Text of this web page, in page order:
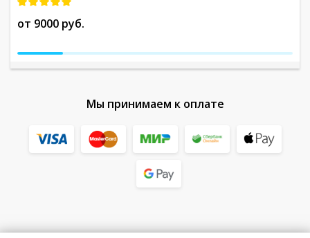
от 9000 руб.
Мы принимаем к оплате